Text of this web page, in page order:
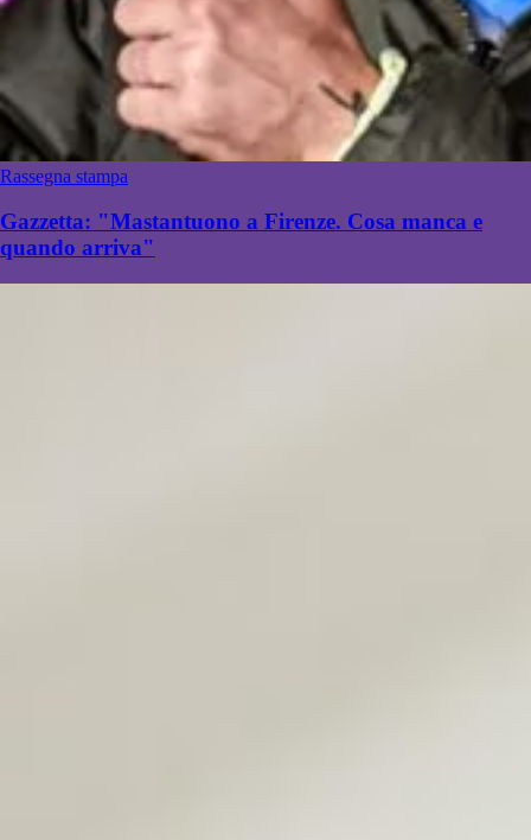
Rassegna stampa
Gazzetta: "Mastantuono a Firenze. Cosa manca e
quando arriva"